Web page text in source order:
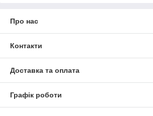
Про нас
Контакти
Доставка та оплата
Графік роботи